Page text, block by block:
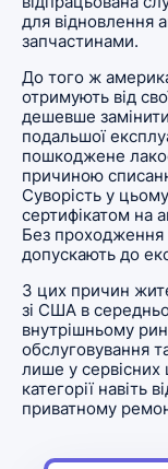
для відновлення
запчастинами.
До того ж
отримують від
дешевше
подальшої
пошкоджене
причиною
Суворість у
сертифікатом на
Без проходження
допускають до
З цих причин
зі США в
внутрішньому
обслуговування
лише у сервісних
категорії навіть
приватному